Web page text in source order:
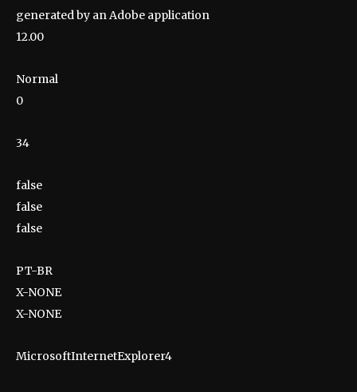
generated by an Adobe application
12.00
Normal
0
34
false
false
false
PT-BR
X-NONE
X-NONE
MicrosoftInternetExplorer4